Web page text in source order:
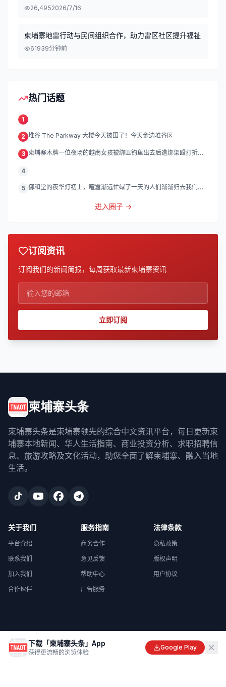
26,4952026/7/16
柬埔寨地雷行动与民间组织合作，助力雷区社区提升福祉
61939分钟前
热门话题
1
2 堆谷 The Parkway 大楼今天被围了！今天金边堆谷区
3 柬埔寨木牌一位夜场的越南女孩被绑匪钓鱼出去后遭绑架殴打折
4
5 御和堂的夜华灯初上，喧嚣渐远忙碌了一天的人们渐渐归去我们的
进入圈子 →
订阅资讯
订阅我们的新闻简报，每周获取最新柬埔寨资讯
立即订阅
柬埔寨头条
柬埔寨头条是柬埔寨领先的综合中文资讯平台，每日更新柬
埔寨本地新闻、华人生活指南、商业投资分析、求职招聘信
息、旅游攻略及文化活动，助您全面了解柬埔寨、融入当地
生活。
关于我们
平台介绍
联系我们
加入我们
合作伙伴
服务指南
商务合作
意见反馈
帮助中心
广告服务
法律条款
隐私政策
版权声明
用户协议
Made with
in Cambodia
下载「柬埔寨头条」App
获得更流畅的浏览体验
Google Play